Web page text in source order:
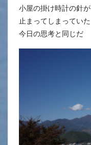
小屋の掛け時計の針が
止まってしまっていた
今日の思考と同じだ